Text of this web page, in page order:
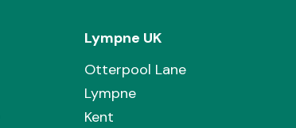
Lympne UK
Otterpool Lane
Lympne
Kent